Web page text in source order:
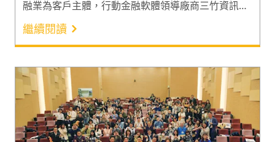
融業為客戶主體，行動金融軟體領導廠商三竹資訊，
為何能借助 AI 讓專案效率翻倍？為協助企業在 AI 時
代擬定具備競爭力的人才發展策略，言果學習於日前
舉辦「Vibe the Future：啟動影響力與人才新時代」
培訓年會。邀請三竹資訊副總周金福與 AI 科技專家
曾思遠，一同分享三竹資訊克服管理與人才的雙重挑
戰，找到資安防護與技術革新平衡點的案例。
繼續閱讀